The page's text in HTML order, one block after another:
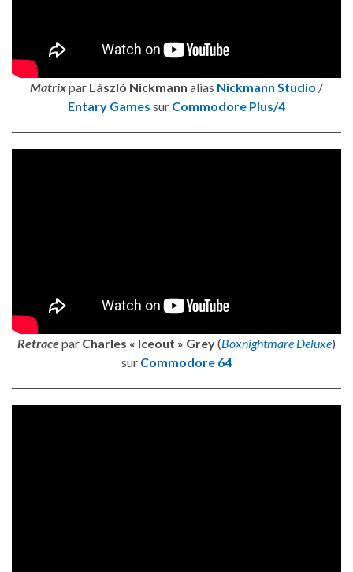
Matrixpar László Nickmann alias Nickmann Studio /
Entary Games sur Commodore Plus/4
Retracepar Charles « Iceout » Grey(Boxnightmare Deluxe)
sur Commodore 64